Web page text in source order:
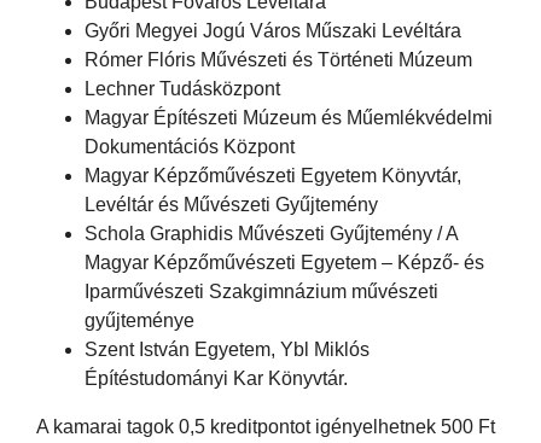
Győri Megyei Jogú Város Műszaki Levéltára
Rómer Flóris Művészeti és Történeti Múzeum
Lechner Tudásközpont
Magyar Építészeti Múzeum és Műemlékvédelmi
Dokumentációs Központ
Magyar Képzőművészeti Egyetem Könyvtár,
Levéltár és Művészeti Gyűjtemény
Schola Graphidis Művészeti Gyűjtemény / A
Magyar Képzőművészeti Egyetem – Képző- és
Iparművészeti Szakgimnázium művészeti
gyűjteménye
Szent István Egyetem, Ybl Miklós
Építéstudományi Kar Könyvtár.
A kamarai tagok 0,5 kreditpontot igényelhetnek 500 Ft